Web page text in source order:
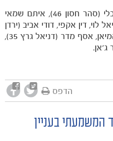
הרכב מכבי ת"א 'שחר': גל טובלי (סהר חסון 46), איתם שמאי
פיבן, דניאל לוי, דין אקפי, דודי אביב (ירדן
פינטו 35), גיא כהן, תמיר אברהמיאן, אסף מדר (דניאל גרץ 35),
הדפס
המשמעתי בעניין